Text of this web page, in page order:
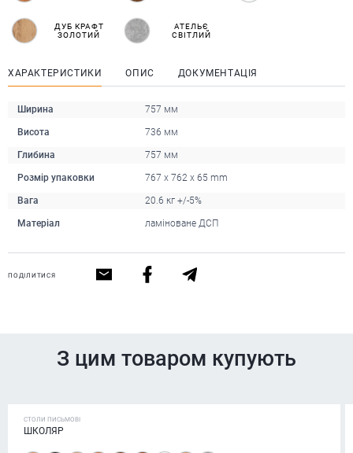
ДУБ КРАФТ
ЗОЛОТИЙ
АТЕЛЬЄ
СВІТЛИЙ
ХАРАКТЕРИСТИКИ ОПИС ДОКУМЕНТАЦІЯ
Ширина 757 мм
Висота 736 мм
Глибина 757 мм
Розмір упаковки 767 x 762 x 65 mm
Вага 20.6 кг +/-5%
Матеріал ламіноване ДСП
ПОДІЛИТИСЯ
З цим товаром купують
СТОЛИ ПИСЬМОВІ
ШКОЛЯР